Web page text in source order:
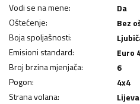
Vodi se na mene:
Da
Oštećenje:
Bez
Boja spoljašnosti:
Emisioni standard:
Euro
Broj brzina mjenjača:
6
Pogon:
4x4
Strana volana:
Lijeva